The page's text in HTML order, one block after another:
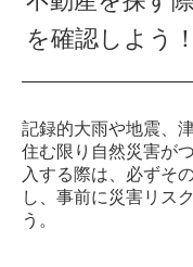
を確認しよう！
記録的大雨や地震、
住む限り自然災害が
入する際は、必ずそ
し、事前に災害リス
う。